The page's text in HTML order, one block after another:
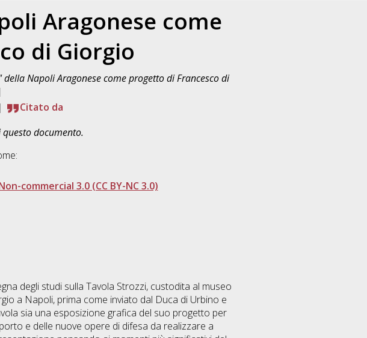
Aragonese come
di Giorgio
della Napoli Aragonese come progetto di Francesco di
Citato da
documento.
commercial 3.0 (CC BY-NC 3.0)
degli studi sulla Tavola Strozzi, custodita al museo
a Napoli, prima come inviato dal Duca di Urbino e
sia una esposizione grafica del suo progetto per
e delle nuove opere di difesa da realizzare a